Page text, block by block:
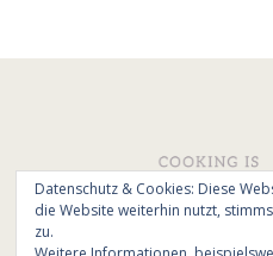
© All Rights Reserved
Datenschutz & Cookies: Diese
die Website weiterhin nutzt,
zu.